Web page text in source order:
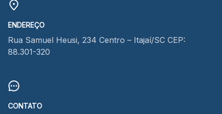
ENDEREÇO
Rua Samuel Heusi, 234 Centro – Itajaí/SC CEP:
88.301-320
CONTATO